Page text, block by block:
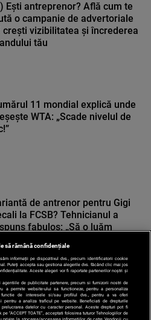
Ești antreprenor? Află cum te
o campanie de advertoriale
crești vizibilitatea și încrederea
tău
11 mondial explică unde
WTA: „Scade nivelul de
de antrenor pentru Gigi
la FCSB? Tehnicianul a
fabulos: „Să o luăm
să rămână confidențiale
informații pe dispozitivul dvs., precum identificatorii cookie
Puteți accepta sau gestiona alegerile dvs. făcând clic mai jos
Aceste alegeri vor fi raportate partenerilor noștri și
de publicitate partenere, precum si furnizorii nostri de
a permite website-ului sa functioneze, pentru a personaliza
de interesele si/sau profilul dvs., pentru a va oferi
pentru a analiza traficul pe website. Beneficiati de drepturile
datelor cu caracter personal. Aceste drepturi pot fi
pe “ACCEPT TOATE”, acceptati folosirea tuturor Tehnologiilor de
la stocarea/accesarea informatiilor de catre Vendor-ii cu